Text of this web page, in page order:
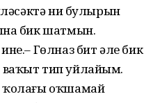
ни булырын
бик шатмын.
Гөлназ бит әле бик
ваҡыт тип уйлайым.
ҡолағы оҡшамай